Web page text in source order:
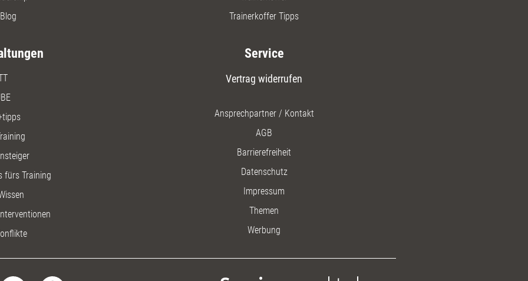
Trainerkoffer Tipps
fürs Training
Service
Vertrag widerrufen
Ansprechpartner / Kontakt
AGB
Barrierefreiheit
Datenschutz
Impressum
Themen
Werbung